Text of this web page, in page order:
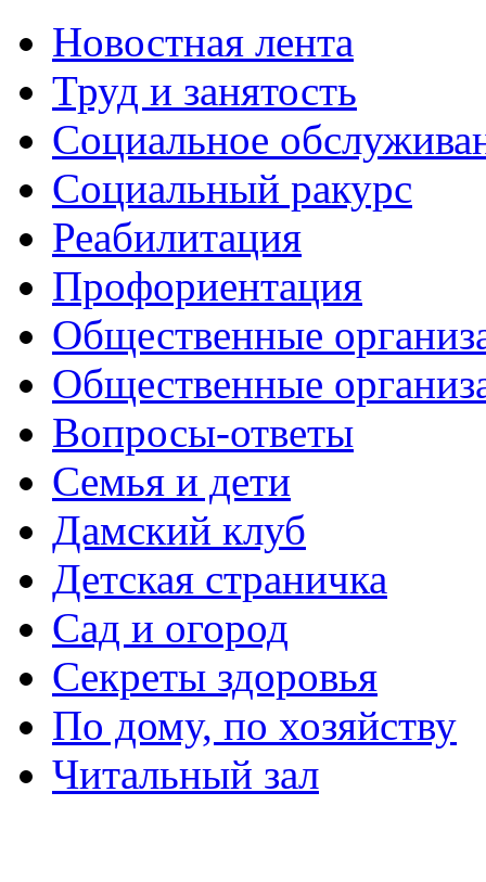
Новостная лента
Труд и занятость
Социальное
Социальный ракурс
Реабилитация
Профориентация
Общественные
Общественные
Вопросы-ответы
Семья и дети
Дамский клуб
Детская страничка
Сад и огород
Секреты здоровья
По дому, по хозяйству
Читальный зал